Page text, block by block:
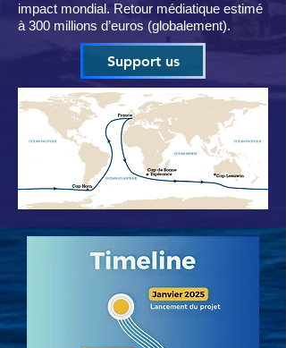
impact mondial. Retour médiatique estimé
à 300 millions d’euros (globalement).
Support us